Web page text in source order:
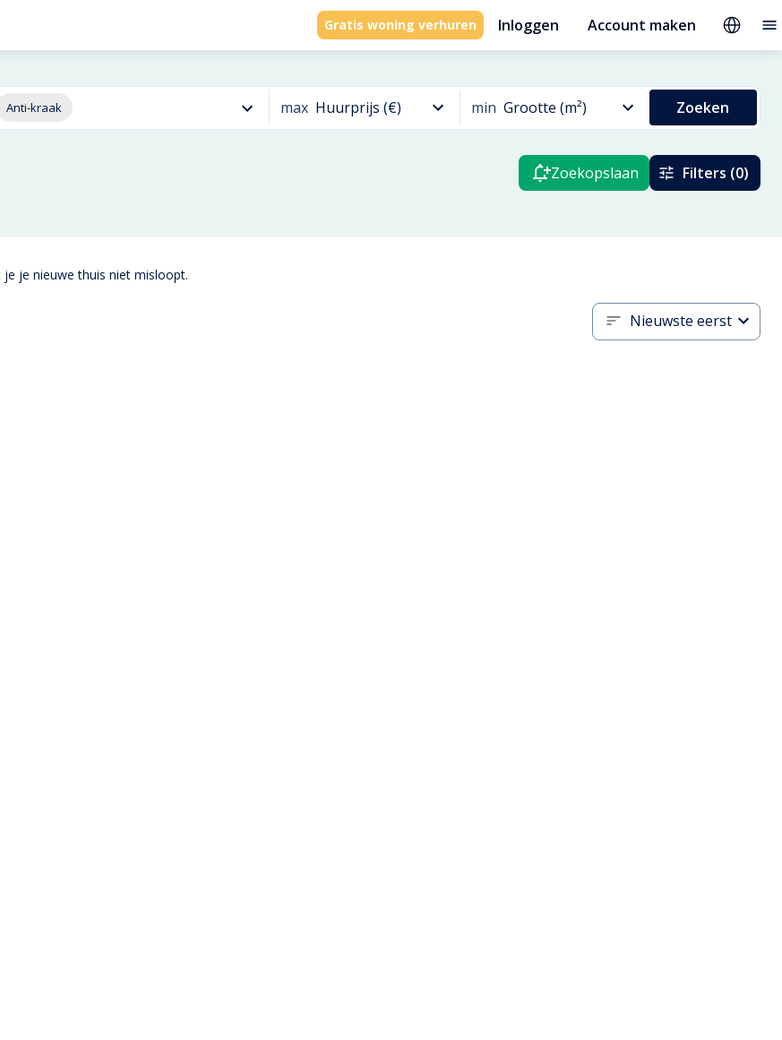
Gratis woning verhuren Inloggen Account maken
Anti-kraak max Huurprijs (€) min Grootte (m²) Zoeken
Zoekopslaan Filters (0)
je nieuwe thuis niet misloopt.
Nieuwste eerst